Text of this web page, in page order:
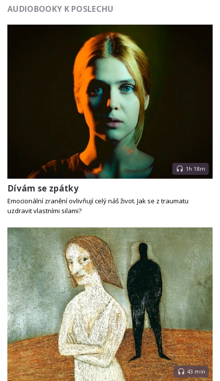
AUDIOBOOKY K POSLECHU
1h 18m
Dívám se zpátky
Emocionální zranění ovlivňují celý náš život. Jak se z traumatu
uzdravit vlastními silami?
43 min